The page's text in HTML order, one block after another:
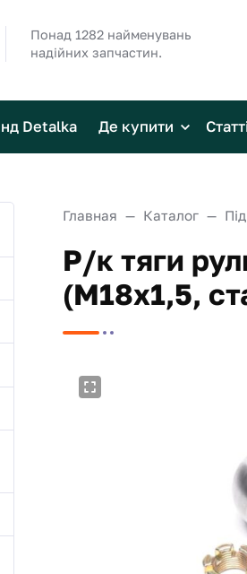
Понад 1282 найменувань
надійних запчастин.
Detalka Де купити
Главная Каталог
Р/к тяги
(М18х1,5,